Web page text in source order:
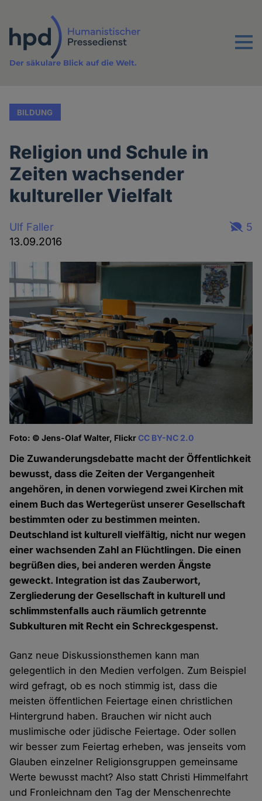
Inhalt
Menu
Der säkulare Blick auf die Welt.
BILDUNG
Religion und Schule in
Zeiten wachsender
kultureller Vielfalt
Ulf Faller
13.09.2016
5
Foto: © Jens-Olaf Walter, FlickrCC BY-NC 2.0
Die Zuwanderungsdebatte macht der Öffentlichkeit
bewusst, dass die Zeiten der Vergangenheit
angehören, in denen vorwiegend zwei Kirchen mit
einem Buch das Wertegerüst unserer Gesellschaft
bestimmten oder zu bestimmen meinten.
Deutschland ist kulturell vielfältig, nicht nur wegen
einer wachsenden Zahl an Flüchtlingen. Die einen
begrüßen dies, bei anderen werden Ängste
geweckt. Integration ist das Zauberwort,
Zergliederung der Gesellschaft in kulturell und
schlimmstenfalls auch räumlich getrennte
Subkulturen mit Recht ein Schreckgespenst.
Ganz neue Diskussionsthemen kann man
gelegentlich in den Medien verfolgen. Zum Beispiel
wird gefragt, ob es noch stimmig ist, dass die
meisten öffentlichen Feiertage einen christlichen
Hintergrund haben. Brauchen wir nicht auch
muslimische oder jüdische Feiertage. Oder sollen
wir besser zum Feiertag erheben, was jenseits vom
Glauben einzelner Religionsgruppen gemeinsame
Werte bewusst macht? Also statt Christi Himmelfahrt
und Fronleichnam den Tag der Menschenrechte